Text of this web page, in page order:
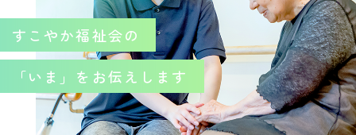
すこやか福祉会の
「いま」をお伝えします